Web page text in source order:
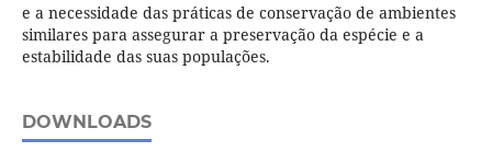
e a necessidade das práticas de conservação de ambientes
similares para assegurar a preservação da espécie e a
estabilidade das suas populações.
DOWNLOADS